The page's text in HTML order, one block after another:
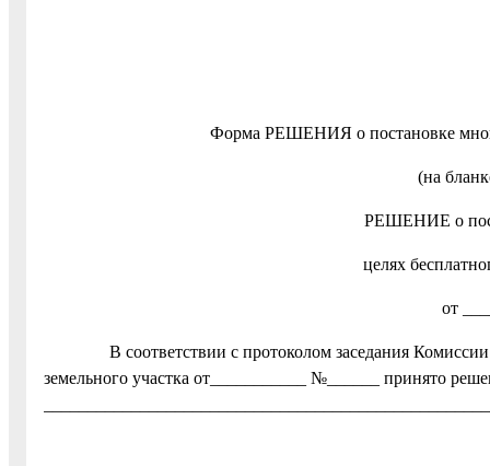
Форма РЕШЕНИЯ о постановке
(на
РЕШЕНИЕ о
целях
от
В соответствии с протоколом заседания Комиссии по
земельного участка от___________ №______ принято